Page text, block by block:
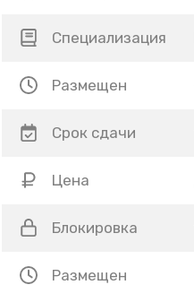
Специализация
Размещен
Срок сдачи
Цена
Блокировка
Размещен